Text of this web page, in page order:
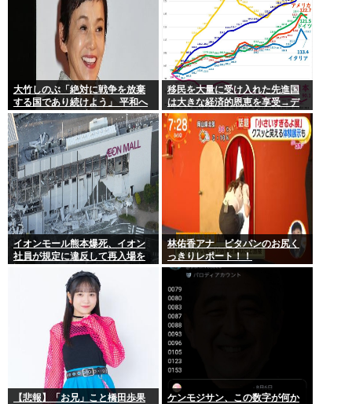
大竹しのぶ「絶対に戦争を放棄
する国であり続けよう」 平和へ
の思いをつづる 広島に原爆が投
下されてから81年
移民を大量に受け入れた先進国
は大きな経済的恩恵を享受→デ
ータでもはっきり日本一人負け
示される
イオンモール熊本爆死、イオン
社員が規定に違反して再入場を
林佑香アナ ピタパンのお尻く
っきりレポート！！
【悲報】「お兄」こと橋田歩果
ケンモジサン、この数字が何か